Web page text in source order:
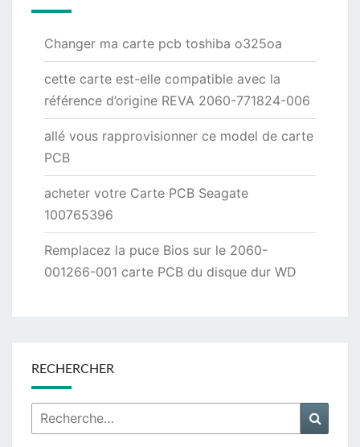
Changer ma carte pcb toshiba o325oa
cette carte est-elle compatible avec la
référence d’origine REVA 2060-771824-006
allé vous rapprovisionner ce model de carte
PCB
acheter votre Carte PCB Seagate
100765396
Remplacez la puce Bios sur le 2060-
001266-001 carte PCB du disque dur WD
RECHERCHER
Rechercher :